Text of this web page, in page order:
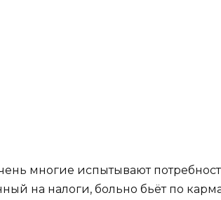
многие испытывают
на налоги, больно бьёт по